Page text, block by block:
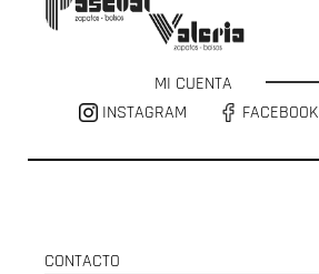
MI CUENTA
INSTAGRAM
FACEBOOK
CONTACTO